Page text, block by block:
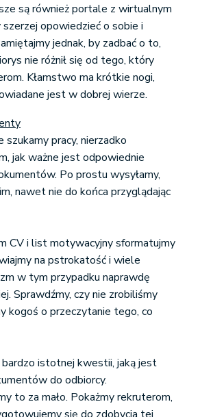
są również portale z wirtualnym
szerzej opowiedzieć o sobie i
jednak, by zadbać o to,
nie różnił się od tego, który
Kłamstwo ma krótkie nogi,
jest w dobrej wierze.
szukamy pracy, nierzadko
jak ważne jest odpowiednie
Po prostu wysyłamy,
nawet nie do końca przyglądając
CV i list motywacyjny sformatujmy
na pstrokatość i wiele
w tym przypadku naprawdę
Sprawdźmy, czy nie zrobiliśmy
kogoś o przeczytanie tego, co
istotnej kwestii, jaką jest
do odbiorcy.
to za mało. Pokażmy rekruterom,